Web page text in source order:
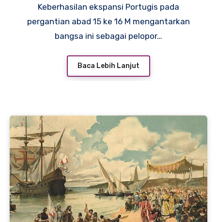
Keberhasilan ekspansi Portugis pada
pergantian abad 15 ke 16 M mengantarkan
bangsa ini sebagai pelopor…
Baca Lebih Lanjut